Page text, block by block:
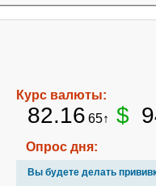
Курс валюты:
82.16 65↑ $
Опрос дня:
Вы будете делать